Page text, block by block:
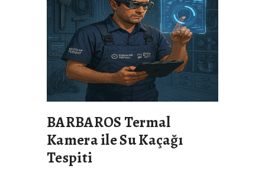
BARBAROS Termal
Kamera ile Su Kaçağı
Tespiti